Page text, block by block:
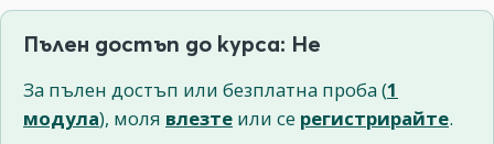
Пълен достъп до курса: Не
За пълен достъп или безплатна проба (1
модула), моля влезте или се регистрирайте.